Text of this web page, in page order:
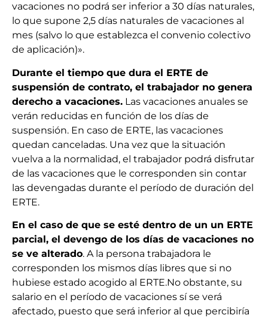
vacaciones no podrá ser inferior a 30 días naturales,
lo que supone 2,5 días naturales de vacaciones al
mes (salvo lo que establezca el convenio colectivo
de aplicación)».
Durante el tiempo que dura el ERTE de
suspensión de contrato, el trabajador no genera
derecho a vacaciones. Las vacaciones anuales se
verán reducidas en función de los días de
suspensión. En caso de ERTE, las vacaciones
quedan canceladas. Una vez que la situación
vuelva a la normalidad, el trabajador podrá disfrutar
de las vacaciones que le corresponden sin contar
las devengadas durante el período de duración del
ERTE.
En el caso de que se esté dentro de un un ERTE
parcial, el devengo de los días de vacaciones no
se ve alterado. A la persona trabajadora le
corresponden los mismos días libres que si no
hubiese estado acogido al ERTE.No obstante, su
salario en el período de vacaciones sí se verá
afectado, puesto que será inferior al que percibiría